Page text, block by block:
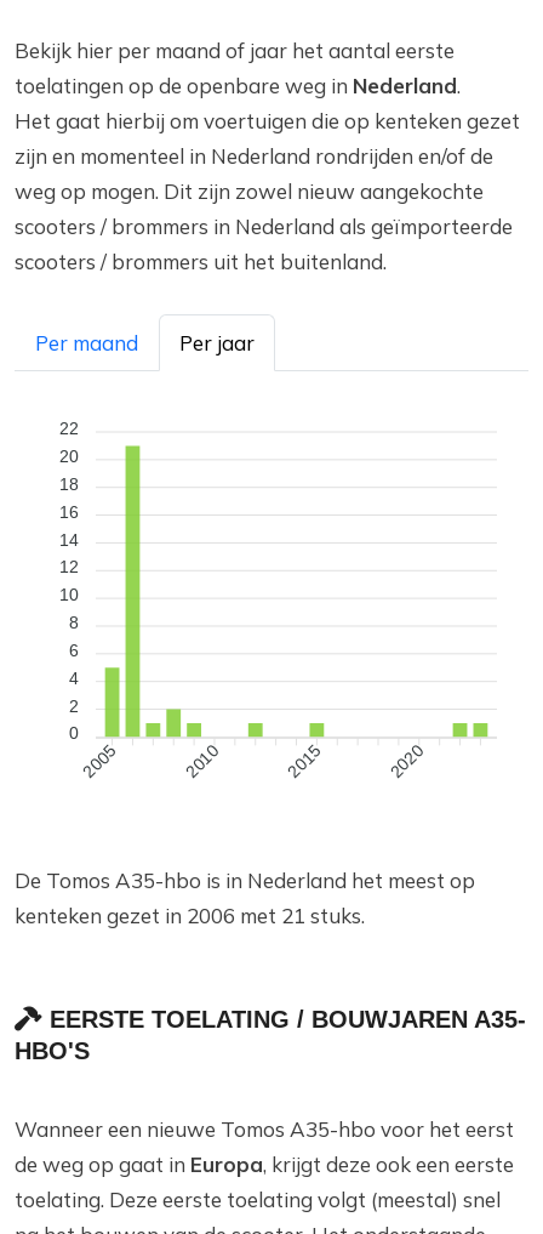
Bekijk hier per maand of jaar het aantal eerste
toelatingen op de openbare weg in Nederland.
Het gaat hierbij om voertuigen die op kenteken gezet
zijn en momenteel in Nederland rondrijden en/of de
weg op mogen. Dit zijn zowel nieuw aangekochte
scooters / brommers in Nederland als geïmporteerde
scooters / brommers uit het buitenland.
Per maand Per jaar
22
20
18
16
14
12
10
8
6
4
2
0
2005 2010 2015 2020
De Tomos A35-hbo is in Nederland het meest op
kenteken gezet in 2006 met 21 stuks.
EERSTE TOELATING / BOUWJAREN A35-
HBO'S
Wanneer een nieuwe Tomos A35-hbo voor het eerst
de weg op gaat in Europa, krijgt deze ook een eerste
toelating. Deze eerste toelating volgt (meestal) snel